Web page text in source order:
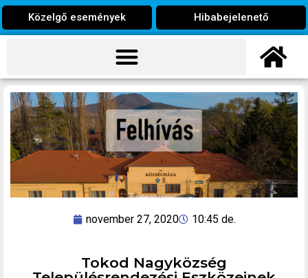
Közelgő események Hibabejelenető
november 27, 2020 10:45 de.
Tokod Nagyközség